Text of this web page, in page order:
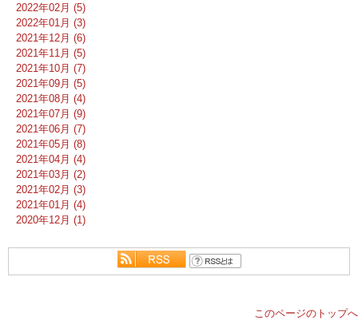
2022年02月 (5)
2022年01月 (3)
2021年12月 (6)
2021年11月 (5)
2021年10月 (7)
2021年09月 (5)
2021年08月 (4)
2021年07月 (9)
2021年06月 (7)
2021年05月 (8)
2021年04月 (4)
2021年03月 (2)
2021年02月 (3)
2021年01月 (4)
2020年12月 (1)
このページのトップへ